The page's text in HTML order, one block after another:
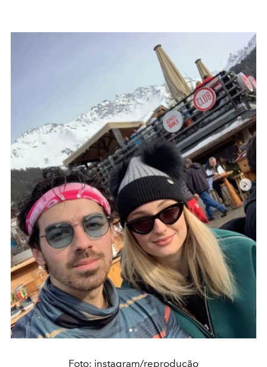
Foto: instagram/reprodução